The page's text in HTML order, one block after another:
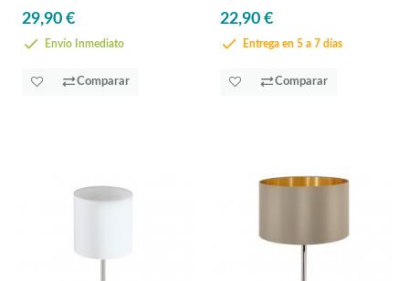
29,90 €
Envío Inmediato
Comparar
22,90 €
Entrega en 5 a 7 días
Comparar